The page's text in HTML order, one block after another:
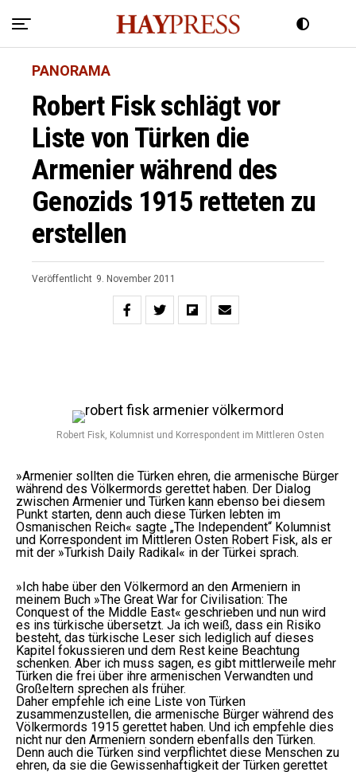
PANORAMA
Robert Fisk schlägt vor
Liste von Türken die
Armenier während des
Genozids 1915 retteten zu
erstellen
Veröffentlicht 9. November 2011
Robert Fisk, Kolumnist und Korrespondent im Mittleren Osten
»Armenier sollten die Türken ehren, die armenische Bürger
während des Völkermords gerettet haben. Der Dialog
zwischen Armenier und Türken kann ebenso bei diesem
Punkt starten, denn auch diese Türken lebten im
Osmanischen Reich« sagte „The Independent“ Kolumnist
und Korrespondent im Mittleren Osten Robert Fisk, als er
mit der »Turkish Daily Radikal« in der Türkei sprach.
»Ich habe über den Völkermord an den Armeniern in
meinem Buch »The Great War for Civilisation: The
Conquest of the Middle East« geschrieben und nun wird
es ins türkische übersetzt. Ja ich weiß, dass ein Risiko
besteht, das türkische Leser sich lediglich auf dieses
Kapitel fokussieren und dem Rest keine Beachtung
schenken. Aber ich muss sagen, es gibt mittlerweile mehr
Türken die frei über ihre armenischen Verwandten und
Großeltern sprechen als früher.
Daher empfehle ich eine Liste von Türken
zusammenzustellen, die armenische Bürger während des
Völkermords 1915 gerettet haben. Und ich empfehle dies
nicht nur den Armeniern sondern ebenfalls den Türken.
Denn auch die Türken sind verpflichtet diese Menschen zu
ehren, da sie die Gewissenhaftigkeit der Türken gerettet